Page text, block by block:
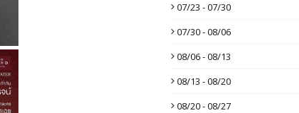
07/23 - 07/30
07/30 - 08/06
08/06 - 08/13
08/13 - 08/20
08/20 - 08/27